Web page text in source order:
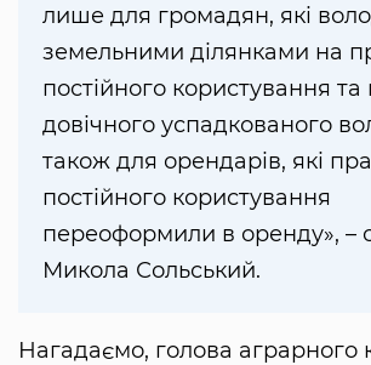
лише для громадян, які
земельними ділянками на
постійного користування та
довічного успадкованого
також для орендарів, які
постійного користування
переоформили в оренду», –
Микола Сольський.
Нагадаємо, голова аграрного